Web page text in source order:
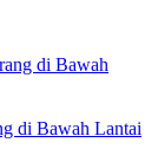
di Bawah Lantai